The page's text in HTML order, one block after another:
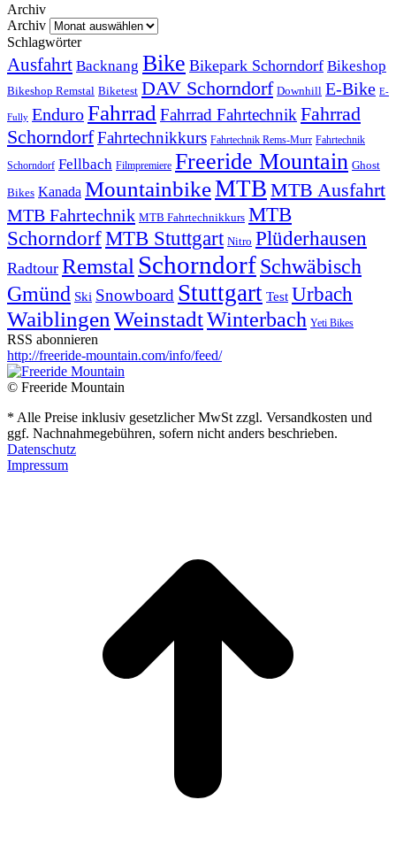
Archiv
Archiv
Schlagwörter
Ausfahrt Backnang Bike Bikepark Schorndorf Bikeshop
Bikeshop Remstal Biketest DAV Schorndorf Downhill E-Bike E-
Fully EnduroFahrrad Fahrrad Fahrtechnik Fahrrad
SchorndorfFahrtechnikkurs Fahrtechnik Rems-Murr Fahrtechnik
Schorndorf Fellbach Filmpremiere Freeride Mountain Ghost
Bikes Kanada MountainbikeMTB MTB Ausfahrt
MTB Fahrtechnik MTB Fahrtechnikkurs MTB
SchorndorfMTB Stuttgart Nitro Plüderhausen
Radtour Remstal SchorndorfSchwäbisch
Gmünd Ski Snowboard Stuttgart Test Urbach
Waiblingen WeinstadtWinterbach Yeti Bikes
RSS abonnieren
http://freeride-mountain.com/info/feed/
© Freeride Mountain
* Alle Preise inklusiv gesetzlicher MwSt zzgl. Versandkosten und
ggf. Nachnahmegebühren, sofern nicht anders beschrieben.
Datenschutz
Impressum